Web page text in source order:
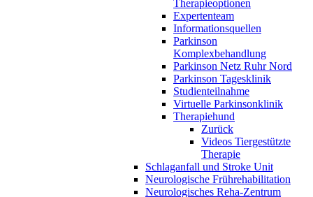
Therapieoptionen
Expertenteam
Informationsquellen
Parkinson
Komplexbehandlung
Parkinson Netz Ruhr Nord
Parkinson Tagesklinik
Studienteilnahme
Virtuelle Parkinsonklinik
Therapiehund
Zurück
Videos Tiergestützte
Therapie
Schlaganfall und Stroke Unit
Neurologische Frührehabilitation
Neurologisches Reha-Zentrum